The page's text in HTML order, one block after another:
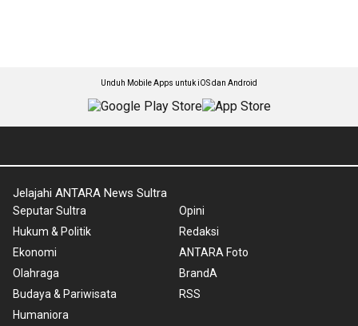
Unduh Mobile Apps untuk iOS dan Android
Jelajahi ANTARA News Sultra
Seputar Sultra
Hukum & Politik
Ekonomi
Olahraga
Budaya & Pariwisata
Humaniora
Opini
Redaksi
ANTARA Foto
BrandA
RSS